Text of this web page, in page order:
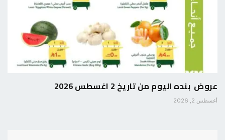
عروض بنده اليوم من تاريخ 2 اغسطس 2026
أغسطس 2, 2026